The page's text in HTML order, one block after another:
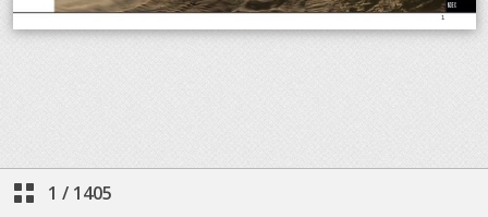
1 / 1405